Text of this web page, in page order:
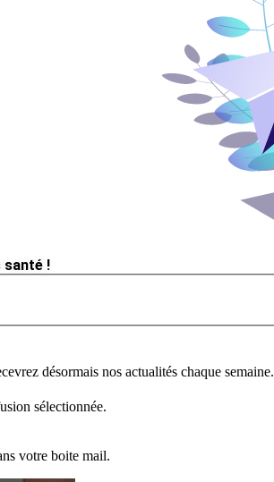
santé !
désormais nos actualités chaque semaine.
sélectionnée.
votre boite mail.